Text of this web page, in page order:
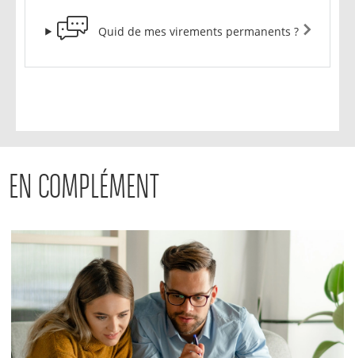
Quid de mes virements permanents ?
EN COMPLÉMENT